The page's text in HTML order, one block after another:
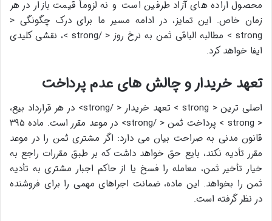
محصول اراده های آزاد طرفین است و نه لزوماً قیمت بازار در هر
زمان خاص. این تمایز، در ادامه مسیر ما برای درک چگونگی <
strong > مطالبه الباقی ثمن به نرخ روز < /strong >، نقشی کلیدی
ایفا خواهد کرد.
تعهد خریدار و چالش های عدم پرداخت
اصلی ترین < strong > تعهد خریدار < /strong> در هر قرارداد بیع،
< strong > پرداخت ثمن < /strong> در موعد مقرر است. ماده ۳۹۵
قانون مدنی به صراحت بیان می دارد: اگر مشتری ثمن را در موعد
مقرر تأدیه نکند، بایع حق خواهد داشت که بر طبق مقررات راجع به
خیار تأخیر ثمن، معامله را فسخ یا از حاکم اجبار مشتری به تأدیه
ثمن را بخواهد. این ماده، ضمانت اجراهای مهمی را برای فروشنده
در نظر گرفته است.